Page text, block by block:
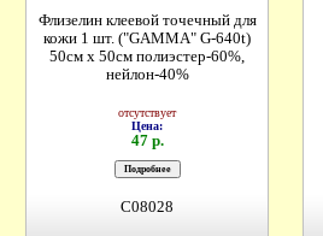
Флизелин клеевой точечный для
кожи 1 шт. ("GAMMA" G-640t)
50см х 50см полиэстер-60%,
нейлон-40%
отсутствует
Цена:
47 р.
C08028